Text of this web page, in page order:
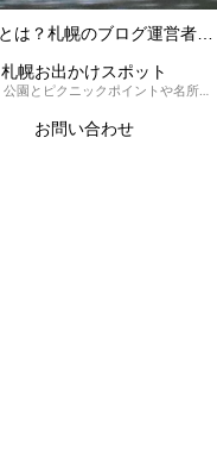
札幌お出かけスポット
海、山、公園とピクニックポイントや名所、旧跡などなど、、、、、札幌はもとより郊外の無理なく日帰りでいって帰ってこれるお出かけスポットを孫っち達（小学５、３年生、幼稚園年長さんの３人）とえびGがお出かけをして紹介しているページです。
お問い合わせ